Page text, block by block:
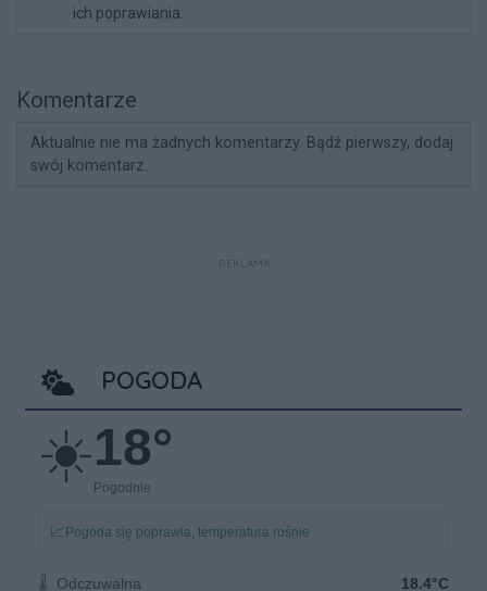
ich poprawiania.
Komentarze
Aktualnie nie ma żadnych komentarzy. Bądź pierwszy, dodaj
swój komentarz.
REKLAMA
POGODA